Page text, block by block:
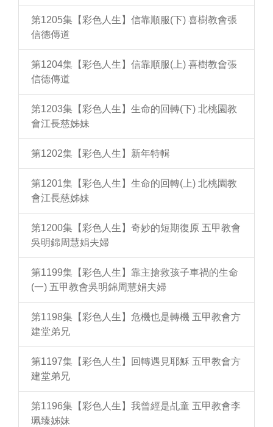
第1205集【彩色人生】信靠順服(下) 喜樹教會張
信德傳道
第1204集【彩色人生】信靠順服(上) 喜樹教會張
信德傳道
第1203集【彩色人生】生命的回轉(下) 北桃園教
會江長慈姊妹
第1202集【彩色人生】新年特輯
第1201集【彩色人生】生命的回轉(上) 北桃園教
會江長慈姊妹
第1200集【彩色人生】奇妙的短期復原 五甲教會
吳明錦周慧娟夫婦
第1199集【彩色人生】靠主搶救孩子車禍的生命
(一) 五甲教會吳明錦周慧娟夫婦
第1198集【彩色人生】危機也是轉機 五甲教會方
建堂弟兄
第1197集【彩色人生】回轉遇見耶穌 五甲教會方
建堂弟兄
第1196集【彩色人生】我曾經是乩童 五甲教會李
珮臻姊妹